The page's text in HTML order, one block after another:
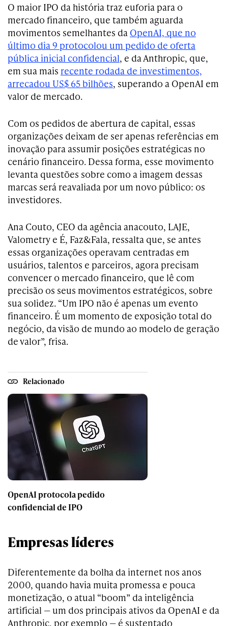
O maior IPO da história traz euforia para o
mercado financeiro, que também aguarda
movimentos semelhantes da OpenAI, que no
último dia 9 protocolou um pedido de oferta
pública inicial confidencial, e da Anthropic, que,
em sua mais recente rodada de investimentos,
arrecadou US$ 65 bilhões, superando a OpenAI em
valor de mercado.
Com os pedidos de abertura de capital, essas
organizações deixam de ser apenas referências em
inovação para assumir posições estratégicas no
cenário financeiro. Dessa forma, esse movimento
levanta questões sobre como a imagem dessas
marcas será reavaliada por um novo público: os
investidores.
Ana Couto, CEO da agência anacouto, LAJE,
Valometry e É, Faz&Fala, ressalta que, se antes
essas organizações operavam centradas em
usuários, talentos e parceiros, agora precisam
convencer o mercado financeiro, que lê com
precisão os seus movimentos estratégicos, sobre
sua solidez. “Um IPO não é apenas um evento
financeiro. É um momento de exposição total do
negócio, da visão de mundo ao modelo de geração
de valor”, frisa.
Relacionado
OpenAI protocola pedido
confidencial de IPO
Empresas líderes
Diferentemente da bolha da internet nos anos
2000, quando havia muita promessa e pouca
monetização, o atual “boom” da inteligência
artificial — um dos principais ativos da OpenAI e da
Anthropic, por exemplo — é sustentado